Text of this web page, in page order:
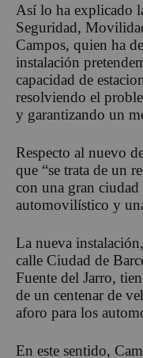
Así lo ha explicado
Seguridad,
Campos, quien ha
instalación
capacidad de
resolviendo el
y garantizando un
Respecto al nuevo
que “se trata de un
con una gran
automovilístico y
La nueva
calle Ciudad de
Fuente del Jarro,
de un centenar de
aforo para los
En este sentido,